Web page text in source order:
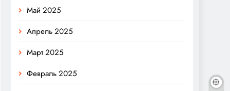
Май 2025
Апрель 2025
Март 2025
Февраль 2025